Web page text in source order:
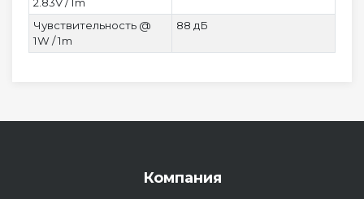
Чувствительность @
1W / 1m
88 дБ
Компания